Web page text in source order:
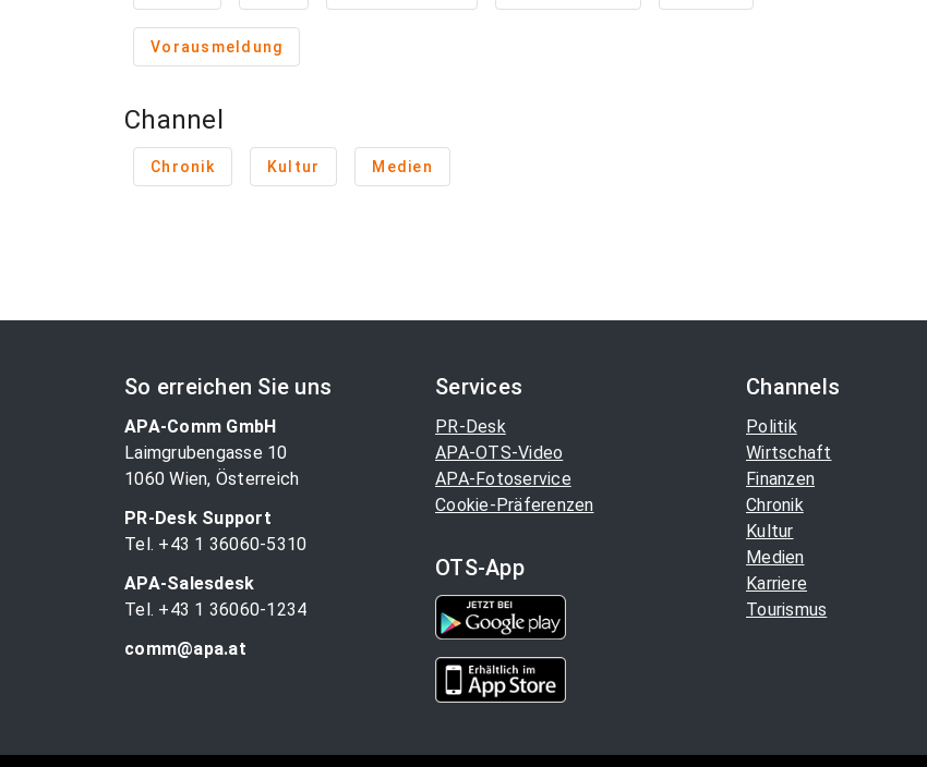
Vorausmeldung
Channel
Chronik Kultur Medien
So erreichen Sie uns
APA-Comm GmbH
Laimgrubengasse 10
1060 Wien, Österreich
PR-Desk Support
Tel. +43 1 36060-5310
APA-Salesdesk
Tel. +43 1 36060-1234
comm@apa.at
Services
PR-Desk
APA-OTS-Video
APA-Fotoservice
Cookie-Präferenzen
OTS-App
Channels
Politik
Wirtschaft
Finanzen
Chronik
Kultur
Medien
Karriere
Tourismus